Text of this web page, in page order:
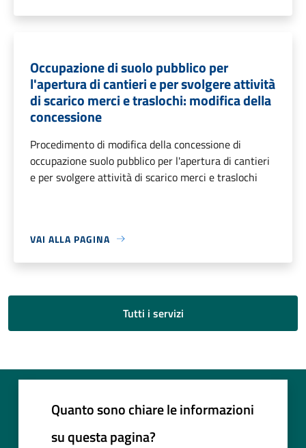
Occupazione di suolo pubblico per
l'apertura di cantieri e per svolgere attività
di scarico merci e traslochi: modifica della
concessione
Procedimento di modifica della concessione di
occupazione suolo pubblico per l'apertura di cantieri
e per svolgere attività di scarico merci e traslochi
VAI ALLA PAGINA
Tutti i servizi
Quanto sono chiare le informazioni
su questa pagina?